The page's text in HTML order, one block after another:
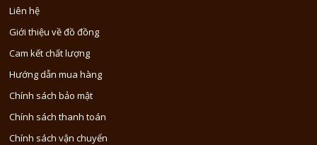
Liên hệ
Giới thiệu về đồ đồng
Cam kết chất lượng
Hướng dẫn mua hàng
Chính sách bảo mật
Chính sách thanh toán
Chính sách vận chuyển